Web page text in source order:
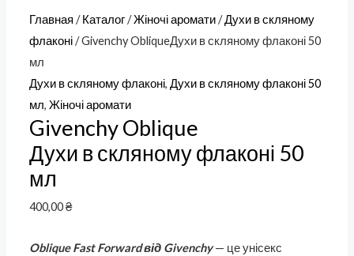
Главная /Каталог/Жіночі аромати/Духи в скляному
флаконі/ Givenchy ObliqueДухи в скляному флаконі 50
мл
Духи в скляному флаконі,Духи в скляному флаконі 50
мл,Жіночі аромати
Givenchy Oblique
Духи в скляному флаконі 50
мл
400,00₴
Oblique Fast Forward від Givenchy— це унісекс